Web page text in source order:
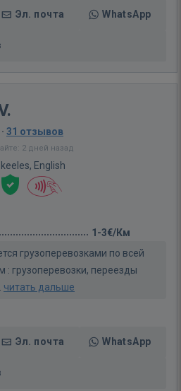
Эл. почта WhatsApp
· 31 отзывов
2 дней назад
English
1-3€/Км
грузоперевозками по всей
грузоперевозки, переезды
читать дальше
Эл. почта WhatsApp